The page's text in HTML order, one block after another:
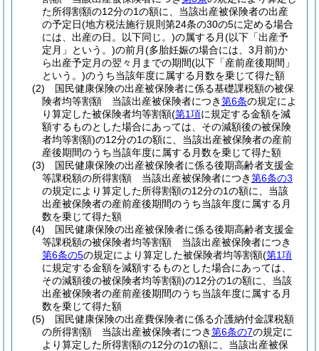
た所得割額の12分の1の額に、当該出産被保険者の出産
の予定日(地方税法施行規則第24条の30の5に定める場合
には、出産の日。以下同じ。)の属する月(以下「出産予
定月」という。)の前月(多胎妊娠の場合には、3月前)か
ら出産予定月の翌々月までの期間(以下「産前産後期間」
という。)のうち当該年度に属する月数を乗じて得た額
(2)
国民健康保険の出産被保険者に係る基礎課税額の被保
険者均等割額 当該出産被保険者につき第6条の規定によ
り算定した被保険者均等割額(第1項に規定する金額を減
額するものとした場合にあっては、その減額後の被保険
者均等割額)の12分の1の額に、当該出産被保険者の産前
産後期間のうち当該年度に属する月数を乗じて得た額
(3)
国民健康保険の出産被保険者に係る後期高齢者支援金
等課税額の所得割額 当該出産被保険者につき第6条の3
の規定により算定した所得割額の12分の1の額に、当該
出産被保険者の産前産後期間のうち当該年度に属する月
数を乗じて得た額
(4)
国民健康保険の出産被保険者に係る後期高齢者支援金
等課税額の被保険者均等割額 当該出産被保険者につき
第6条の5の規定により算定した被保険者均等割額(第1項
に規定する金額を減額するものとした場合にあっては、
その減額後の被保険者均等割額)の12分の1の額に、当該
出産被保険者の産前産後期間のうち当該年度に属する月
数を乗じて得た額
(5)
国民健康保険の出産費保険者に係る介護納付金課税額
の所得割額 当該出産被保険者につき第6条の7の規定に
より算定した所得割額の12分の1の額に、当該出産被保